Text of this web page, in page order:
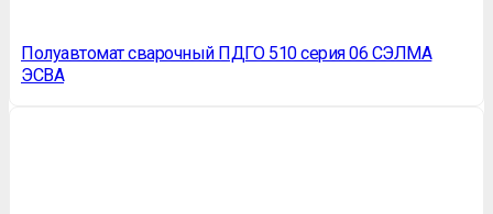
Полуавтомат сварочный ПДГО 510 серия 06 СЭЛМА
ЭСВА